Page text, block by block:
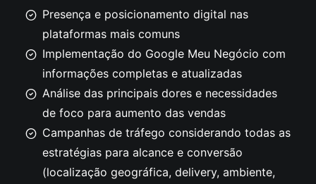
Presença e posicionamento digital nas
plataformas mais comuns
Implementação do Google Meu Negócio com
informações completas e atualizadas
Análise das principais dores e necessidades
de foco para aumento das vendas
Campanhas de tráfego considerando todas as
estratégias para alcance e conversão
(localização geográfica, delivery, ambiente,